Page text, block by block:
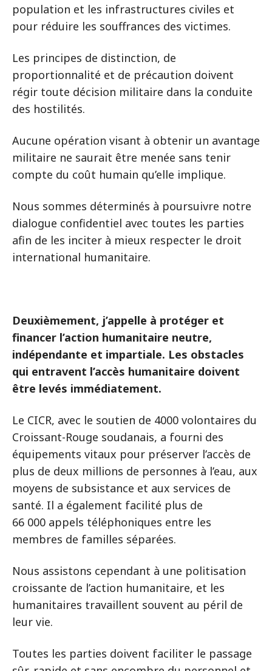
population et les infrastructures civiles et
pour réduire les souffrances des victimes.
Les principes de distinction, de
proportionnalité et de précaution doivent
régir toute décision militaire dans la conduite
des hostilités.
Aucune opération visant à obtenir un avantage
militaire ne saurait être menée sans tenir
compte du coût humain qu’elle implique.
Nous sommes déterminés à poursuivre notre
dialogue confidentiel avec toutes les parties
afin de les inciter à mieux respecter le droit
international humanitaire.
Deuxièmement, j’appelle à protéger et
financer l’action humanitaire neutre,
indépendante et impartiale. Les obstacles
qui entravent l’accès humanitaire doivent
être levés immédiatement.
Le CICR, avec le soutien de 4000 volontaires du
Croissant-Rouge soudanais, a fourni des
équipements vitaux pour préserver l’accès de
plus de deux millions de personnes à l’eau, aux
moyens de subsistance et aux services de
santé. Il a également facilité plus de
66 000 appels téléphoniques entre les
membres de familles séparées.
Nous assistons cependant à une politisation
croissante de l’action humanitaire, et les
humanitaires travaillent souvent au péril de
leur vie.
Toutes les parties doivent faciliter le passage